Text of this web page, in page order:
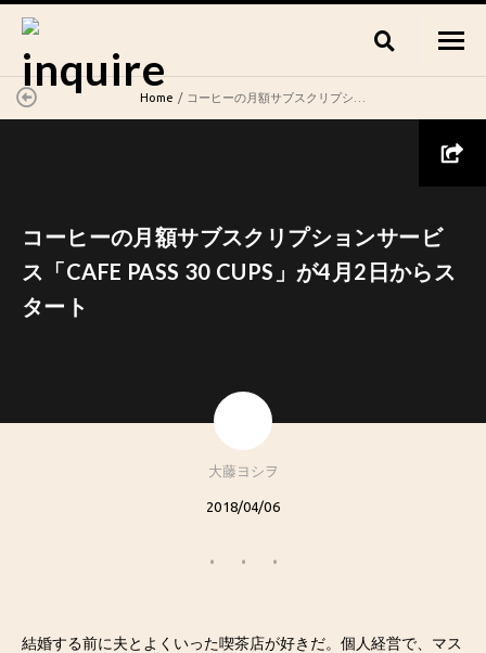
Home コーヒーの月額サブスクリプションサービス「CAFE PASS 30 CUPS」が4月2日からスタート
コーヒーの月額サブスクリプションサービ
ス「CAFE PASS 30 CUPS」が4月2日からス
タート
大藤ヨシヲ
2018/04/06
結婚する前に夫とよくいった喫茶店が好きだ。個人経営で、マス